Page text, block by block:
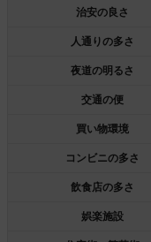
治安の良さ
人通りの多さ
夜道の明るさ
交通の便
買い物環境
コンビニの多さ
飲食店の多さ
娯楽施設